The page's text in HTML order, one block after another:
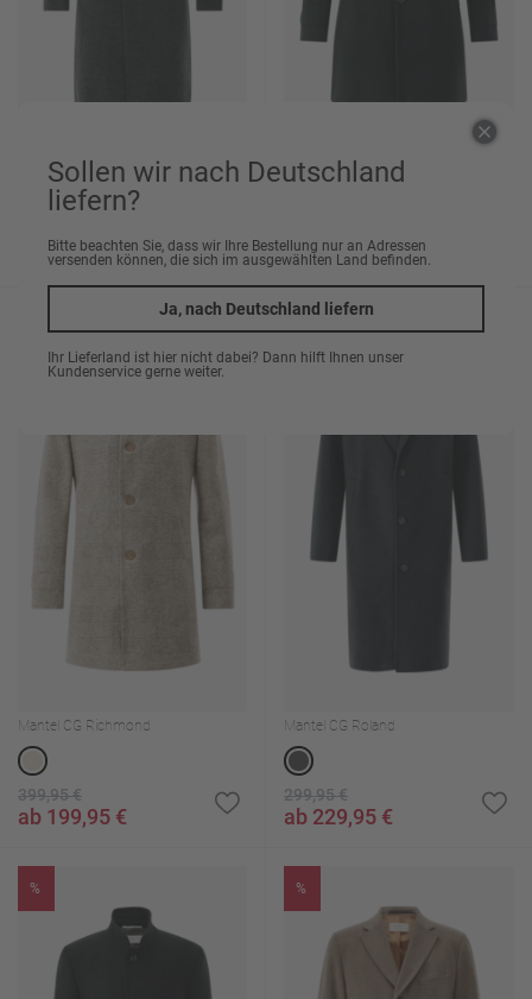
Mantel CG Raxton
ab 189,95 €
Mantel CG Richmond
ab 189,95 €
Mantel CG Richmond
399,95 €
ab 199,95 €
%
Mantel CG Roland
299,95 €
ab 229,95 €
% %
Sollen wir nach Deutschland
liefern?
Bitte beachten Sie, dass wir Ihre Bestellung nur an Adressen
versenden können, die sich im ausgewählten Land befinden.
Ja, nach Deutschland liefern
Ihr Lieferland ist hier nicht dabei? Dann hilft Ihnen unser
Kundenservice gerne weiter.